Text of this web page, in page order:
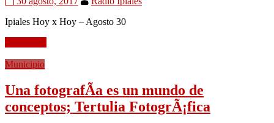
Ipiales Hoy x Hoy – Agosto 30
Municipio
Una fotografÃ­a es un mundo de
conceptos; Tertulia FotogrÃ¡fica